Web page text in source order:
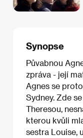
Synopse
Půvabnou
zpráva - její
Agnes se
Sydney. Zde
Theresou,
kterou kvůli
sestra Louise,